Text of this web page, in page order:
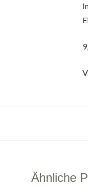
Ähnliche